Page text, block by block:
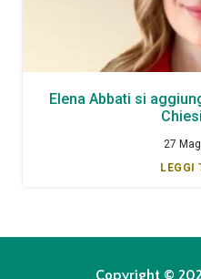
Elena Abbati si
27
LEGGI
Copyright ©